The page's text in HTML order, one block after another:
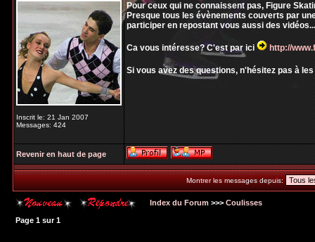
Inscrit le: 21 Jan 2007
Messages: 424
Pour ceux qui ne connaissent pas, Figure
Presque tous les évènements couverts par
participer en repostant vous aussi des vidéos...
Ca vous intéresse? C'est par ici http://
Si vous avez des questions, n'hésitez pas à
Revenir en haut de page
Montrer les messages depuis:
Index du Forum >>> Coulisses
Page 1 sur1